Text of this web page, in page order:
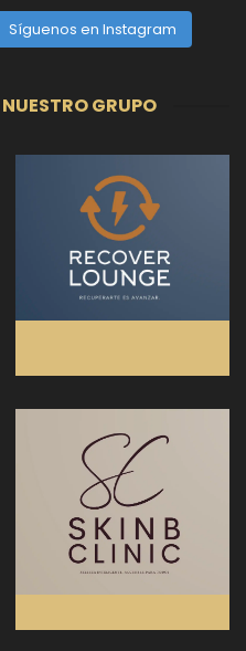
Síguenos en Instagram
GRUPO